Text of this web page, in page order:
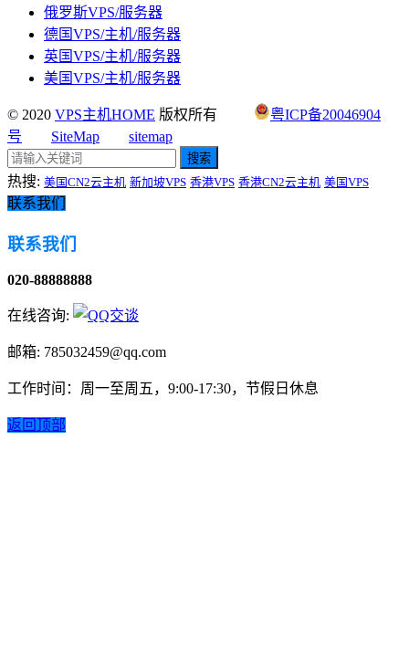
俄罗斯VPS/服务器
德国VPS/主机/服务器
英国VPS/主机/服务器
美国VPS/主机/服务器
© 2020 VPS主机HOME 版权所有
粤ICP备20046904
号
SiteMap sitemap
搜索
热搜: 美国CN2云主机 新加坡VPS 香港VPS 香港CN2云主机 美国VPS
联系我们
联系我们
020-88888888
在线咨询:
邮箱: 785032459@qq.com
工作时间：周一至周五，9:00-17:30，节假日休息
返回顶部